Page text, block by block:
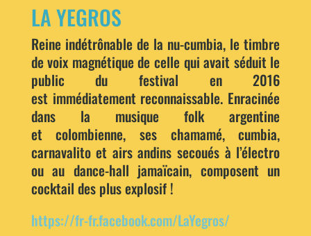
LA YEGROS
Reine indétrônable de la nu-cumbia, le timbre
de voix magnétique de celle qui avait séduit le
public du festival en 2016
est immédiatement reconnaissable. Enracinée
dans la musique folk argentine
et colombienne, ses chamamé, cumbia,
carnavalito et airs andins secoués à l’électro
ou au dance-hall jamaïcain, composent un
cocktail des plus explosif !
https://fr-fr.facebook.com/LaYegros/